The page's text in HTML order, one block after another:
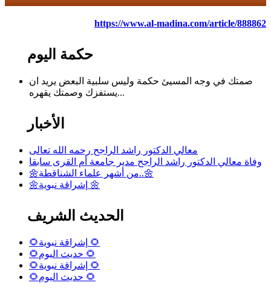
https://www.al-madina.com/article/888862
حكمة اليوم
صمتك في وجه المسيئ حكمة وليس سلبية البعض يريد ان
يستفزك وصمتك يقهره...
الأخبار
معالي الدكتور راشد الراجح رحمه الله تعالى
وفاة معالي الدكتور راشد الراجح مدير جامعة أم القرى سابقا
🌼من أشهر علماء الشناقطة..🌼
🌼إشراقة نبوية 🌼
الحديث الشريف
🌻إشراقة نبوية 🌻
🌻حديث اليوم 🌻
🌻إشراقة نبوية 🌻
🌻حديث اليوم 🌻